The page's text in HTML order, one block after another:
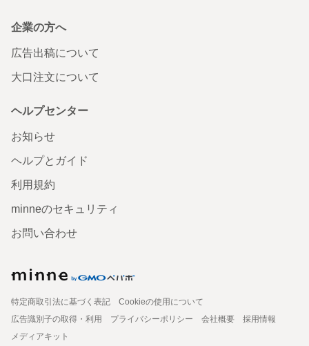
企業の方へ
広告出稿について
大口注文について
ヘルプセンター
お知らせ
ヘルプとガイド
利用規約
minneのセキュリティ
お問い合わせ
特定商取引法に基づく表記
Cookieの使用について
広告識別子の取得・利用
プライバシーポリシー 会社概要
採用情報
メディアキット